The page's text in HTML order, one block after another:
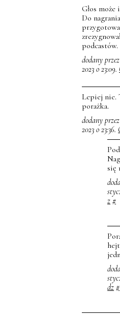
Głos może
Do
podcastów.
dodany
2023 o 23:09.
Lepiej nie.
porażka.
dodany
2023 o 23:36.
się
z #
dz #